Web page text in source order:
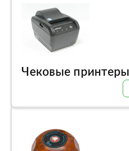
Чековые принтеры